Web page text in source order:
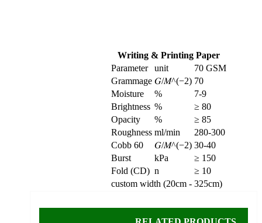
Writing & Printing Paper
custom width (20cm - 325cm)
Parameter unit
70 GSM
Grammage 𝐺/𝑀^(−2) 70
Moisture
%
7-9
Brightness %
≥ 80
Opacity
%
≥ 85
Roughness ml/min
280-300
Cobb 60
𝐺/𝑀^(−2) 30-40
Burst
kPa
≥ 150
Fold (CD) n ≥ 10